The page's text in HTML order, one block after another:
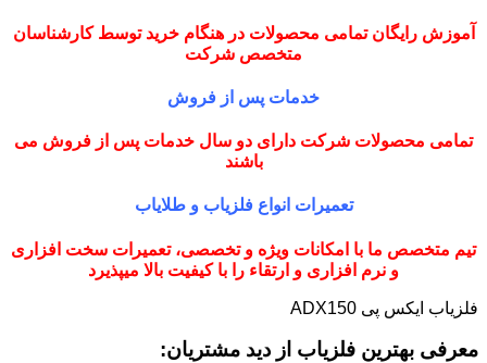
آموزش رایگان تمامی محصولات در هنگام خرید توسط کارشناسان
متخصص شرکت
خدمات پس از فروش
تمامی محصولات شرکت دارای دو سال خدمات پس از فروش می
باشند
تعمیرات انواع فلزیاب و طلایاب
تیم متخصص ما با امکانات ویژه و تخصصی، تعمیرات سخت افزاری
و نرم افزاری و ارتقاء را با کیفیت بالا میپذیرد
فلزیاب ایکس پی ADX150
معرفی بهترین فلزیاب از دید مشتریان: